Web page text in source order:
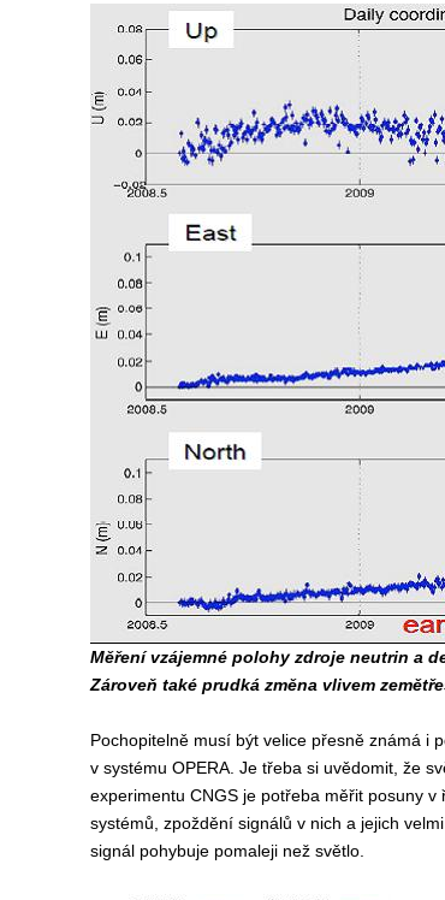
Měření vzájemné polohy zdroje neutrin a
Zároveň také prudká změna vlivem
Pochopitelně musí být velice přesně známá i
v systému OPERA. Je třeba si uvědomit, že
experimentu CNGS je potřeba měřit posuny
systémů, zpoždění signálů v nich a jejich
signál pohybuje pomaleji než světlo.